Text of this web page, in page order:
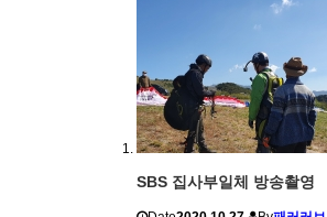
SBS 집사부일체 방송촬영